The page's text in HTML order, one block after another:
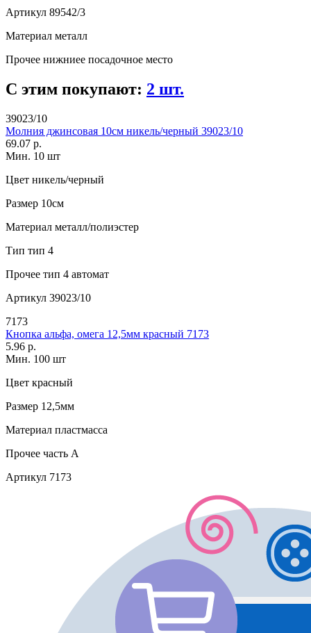
Артикул 89542/3
Материал металл
Прочее нижниее посадочное место
С этим покупают: 2 шт.
39023/10
Молния джинсовая 10см никель/черный 39023/10
69.07 р.
Мин. 10 шт
Цвет никель/черный
Размер 10см
Материал металл/полиэстер
Тип тип 4
Прочее тип 4 автомат
Артикул 39023/10
7173
Кнопка альфа, омега 12,5мм красный 7173
5.96 р.
Мин. 100 шт
Цвет красный
Размер 12,5мм
Материал пластмасса
Прочее часть A
Артикул 7173